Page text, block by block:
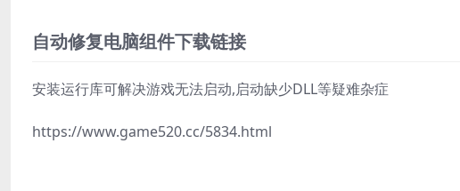
自动修复电脑组件下载链接
安装运行库可解决游戏无法启动,启动缺少DLL等疑难杂症
https://www.game520.cc/5834.html